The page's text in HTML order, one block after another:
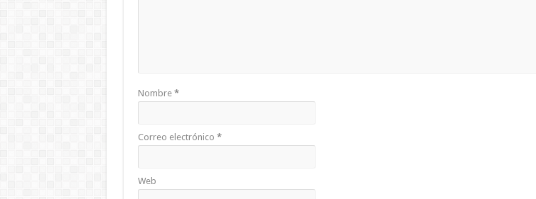
Nombre *
Correo electrónico *
Web